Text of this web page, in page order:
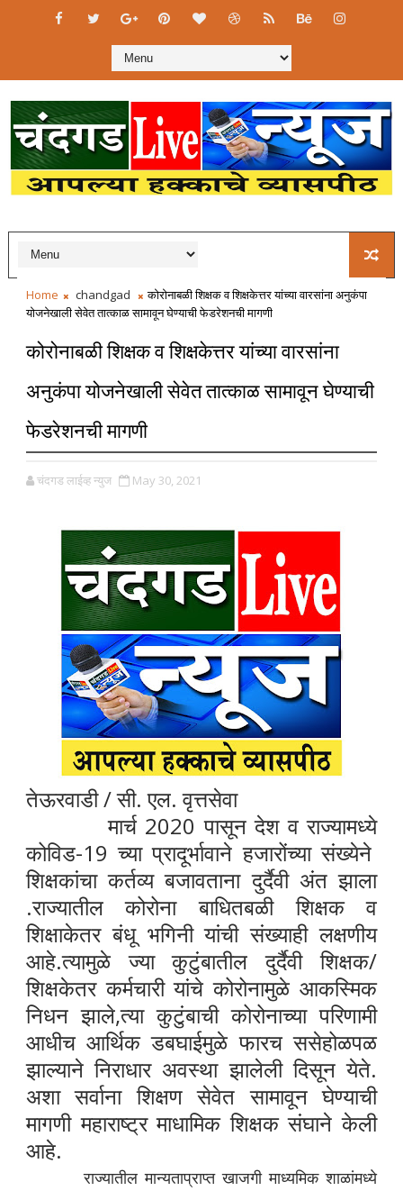
Home chandgad
कोरोनाबळी शिक्षक व शिक्षकेत्तर यांच्या वारसांना अनुकंपा
योजनेखाली सेवेत तात्काळ सामावून घेण्याची फेडरेशनची मागणी
कोरोनाबळी शिक्षक व शिक्षकेत्तर यांच्या वारसांना
अनुकंपा योजनेखाली सेवेत तात्काळ सामावून घेण्याची
फेडरेशनची मागणी
चंदगड लाईव्ह न्युज May 30, 2021
तेऊरवाडी / सी. एल. वृत्तसेवा
मार्च 2020 पासून देश व राज्यामध्ये
कोविड-19 च्या प्रादूर्भावाने हजारोंच्या संख्येने
शिक्षकांचा कर्तव्य बजावताना दुर्दैवी अंत झाला
.राज्यातील कोरोना बाधितबळी शिक्षक व
शिक्षाकेतर बंधू भगिनी यांची संख्याही लक्षणीय
आहे.त्यामुळे ज्या कुटुंबातील दुर्दैवी शिक्षक/
शिक्षकेतर कर्मचारी यांचे कोरोनामुळे आकस्मिक
निधन झाले,त्या कुटुंबाची कोरोनाच्या परिणामी
आधीच आर्थिक डबघाईमुळे फारच ससेहोळपळ
झाल्याने निराधार अवस्था झालेली दिसून येते.
अशा सर्वाना शिक्षण सेवेत सामावून घेण्याची
मागणी महाराष्ट्र माधामिक शिक्षक संघाने केली
आहे.
राज्यातील मान्यताप्राप्त खाजगी माध्यमिक शाळांमध्ये